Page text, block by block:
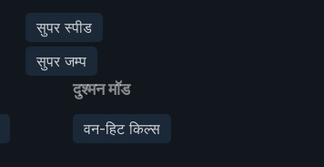
सुपर स्पीड
सुपर जम्प
दुश्मन मॉड
वन-हिट किल्स